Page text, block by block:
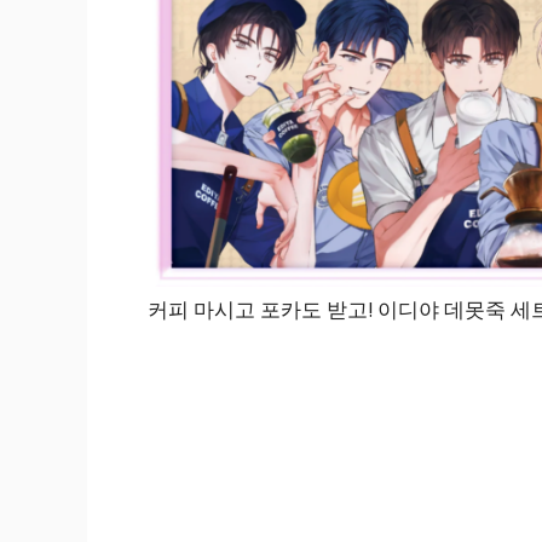
커피 마시고 포카도 받고! 이디야 데못죽 세